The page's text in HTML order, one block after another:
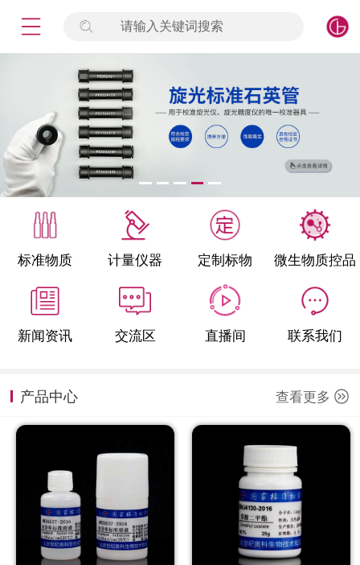
请输入关键词搜索
标准物质 计量仪器 定制标物 微生物质控品
新闻资讯 交流区 直播间 联系我们
产品中心 查看更多
签到
标准物质
产品专项
微生物检测/质控品
定制标物
定制仪器
新闻资讯
公司主页
购物车